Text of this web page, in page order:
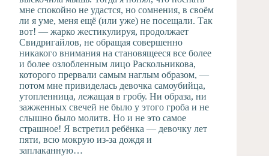
мне спокойно не удастся, но сомнения, в своём
ли я уме, меня ещё (или уже) не посещали. Так
вот! — жарко жестикулируя, продолжает
Свидригайлов, не обращая совершенно
никакого внимания на становящееся все более
и более озлобленным лицо Раскольникова,
которого прервали самым наглым образом, —
потом мне привиделась девочка самоубийца,
утопленница, лежащая в гробу. Ни образа, ни
зажженных свечей не было у этого гроба и не
слышно было молитв. Но и не это самое
страшное! Я встретил ребёнка — девочку лет
пяти, всю мокрую из-за дождя и
заплаканную…